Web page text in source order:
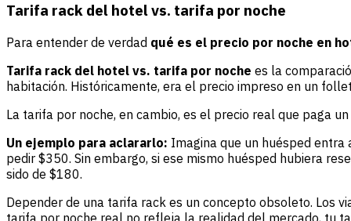
Tarifa rack del hotel vs. tarifa por noche
Para entender de verdad qué es el precio por noche en
Tarifa rack del hotel vs. tarifa por noche es la
habitación. Históricamente, era el precio impreso en un
La tarifa por noche, en cambio, es el precio real que paga
Un ejemplo para aclararlo: Imagina que un huésped
pedir $350. Sin embargo, si ese mismo huésped hubiera
sido de $180.
Depender de una tarifa rack es un concepto obsoleto. Los